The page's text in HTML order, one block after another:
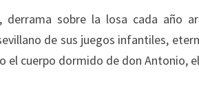
derrama sobre la losa cada año
de sus juegos infantiles,
el cuerpo dormido de don Antonio,